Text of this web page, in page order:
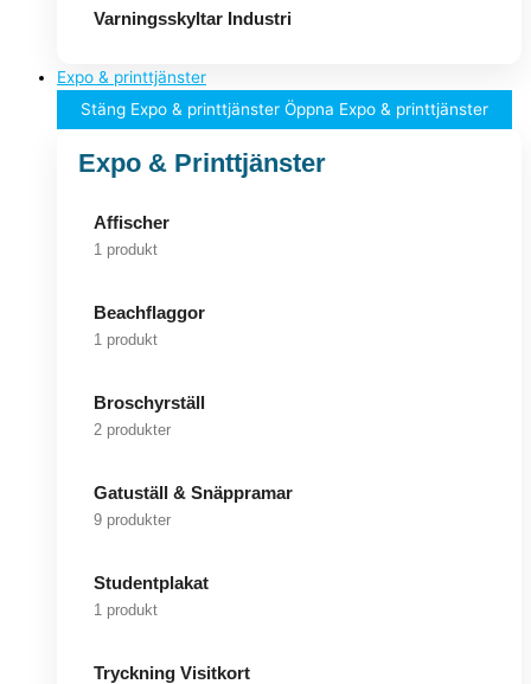
Varningsskyltar Industri
Expo & printtjänster
Stäng Expo & printtjänster Öppna Expo & printtjänster
Expo & Printtjänster
Affischer
1 produkt
Beachflaggor
1 produkt
Broschyrställ
2 produkter
Gatuställ & Snäppramar
9 produkter
Studentplakat
1 produkt
Tryckning Visitkort